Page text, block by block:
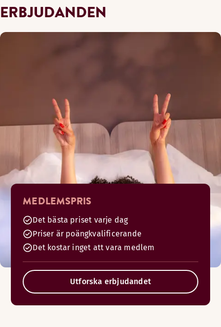
ERBJUDANDEN
MEDLEMSPRIS
Det bästa priset varje dag
Priser är poängkvalificerande
Det kostar inget att vara medlem
Utforska erbjudandet